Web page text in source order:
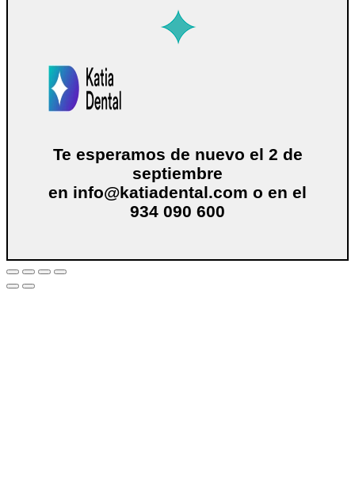
Te esperamos de nuevo el 2 de
septiembre
en info@katiadental.com o en el
934 090 600